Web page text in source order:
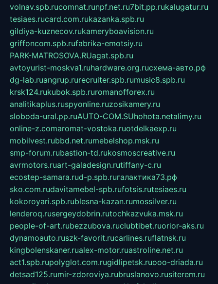
volnav.spb.rucomnat.runpf.net.ru7bit.pp.rukalugatur.ru
tesiaes.rucard.com.rukazanka.spb.ru
gildiya-kuznecov.rukameryboavision.ru
griffoncom.spb.rufabrika-emotsiy.ru
PARK-MATROSOVA.RUagat.spb.ru
avtoyurist-moskva1.ruhardware.org.ruсхема-авто.рф
dg-lab.ruangrup.rurecruiter.spb.rumusic8.spb.ru
krsk124.rukubok.spb.ruromanofforex.ru
analitikaplus.ruspyonline.ruzosikamery.ru
sloboda-ural.pp.ruAUTO-COM.SUhohota.netalimy.ru
online-z.comaromat-vostoka.ruotdelkaexp.ru
mobilvest.rubbd.net.rumebelshop.msk.ru
smp-forum.rubastion-td.rukosmoscreative.ru
avrmotors.ruart-galadesign.rutiffany-c.ru
ecostep-samara.rud-p.spb.ruгалактика73.рф
sko.com.rudavitamebel-spb.rufotsis.rutesiaes.ru
kokoroyari.spb.rublesna-kazan.rumossilver.ru
lenderoq.rusergeydobrin.rutochkazvuka.msk.ru
people-of-art.rubezzubova.ruclubtibet.ruorior-aks.ru
dynamoauto.ruszk-favorit.rucarlines.ruflatnsk.ru
kingbolenskaner.rualex-motor.ruastroline.net.ru
act1.spb.rupolyglot.com.rugidlipetsk.ruooo-driada.ru
detsad125.rumir-zdoroviya.rubruslanovo.rusiterem.ru